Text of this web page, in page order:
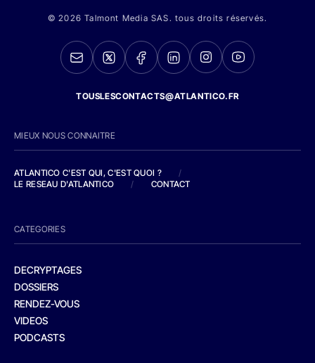
© 2026 Talmont Media SAS. tous droits réservés.
TOUSLESCONTACTS@ATLANTICO.FR
MIEUX NOUS CONNAITRE
ATLANTICO C'EST QUI, C'EST QUOI ?
/
LE RESEAU D'ATLANTICO
/ CONTACT
CATEGORIES
DECRYPTAGES
DOSSIERS
RENDEZ-VOUS
VIDEOS
PODCASTS